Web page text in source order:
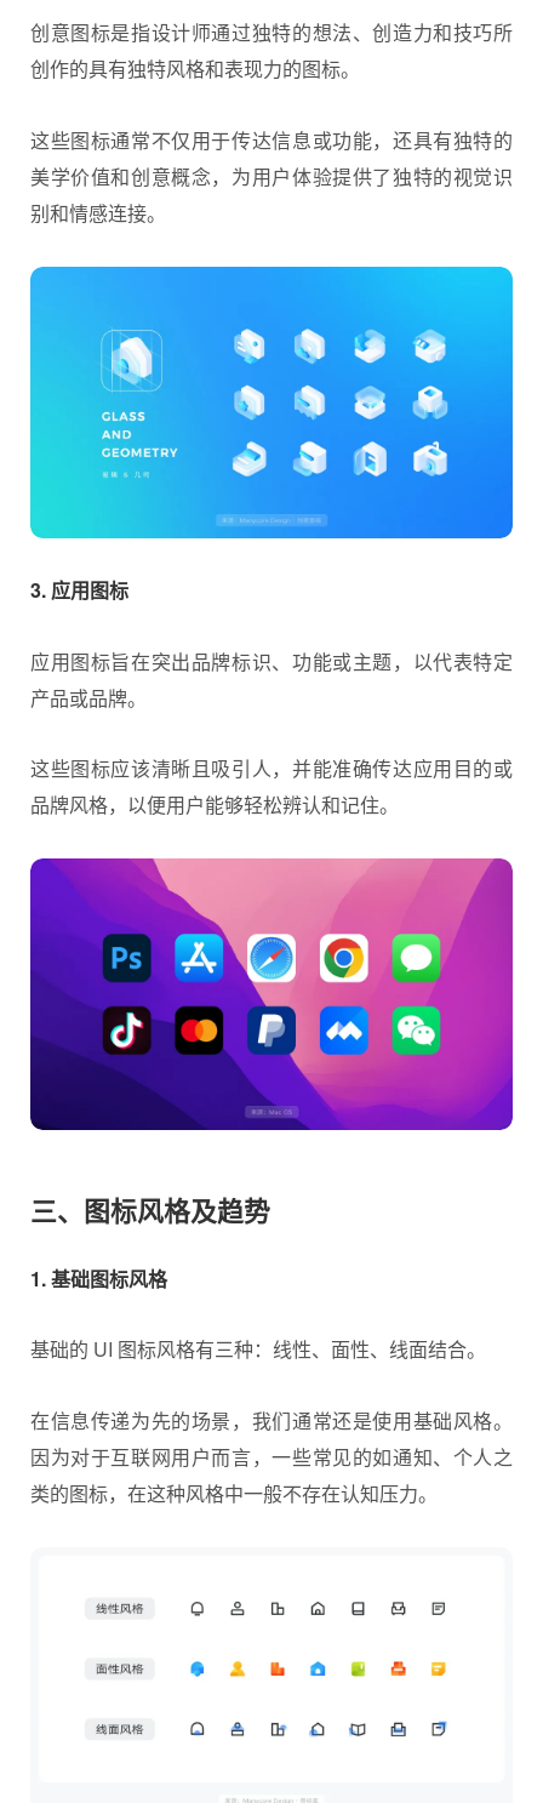
创意图标是指设计师通过独特的想法、创造力和技巧所
创作的具有独特风格和表现力的图标。
这些图标通常不仅用于传达信息或功能，还具有独特的
美学价值和创意概念，为用户体验提供了独特的视觉识
别和情感连接。
3. 应用图标
应用图标旨在突出品牌标识、功能或主题，以代表特定
产品或品牌。
这些图标应该清晰且吸引人，并能准确传达应用目的或
品牌风格，以便用户能够轻松辨认和记住。
三、图标风格及趋势
1. 基础图标风格
基础的 UI 图标风格有三种：线性、面性、线面结合。
在信息传递为先的场景，我们通常还是使用基础风格。
因为对于互联网用户而言，一些常见的如通知、个人之
类的图标，在这种风格中一般不存在认知压力。